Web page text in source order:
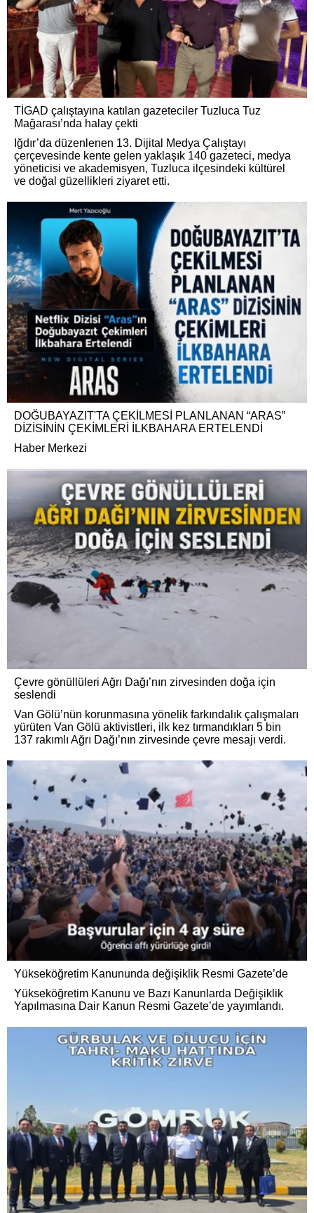
TİGAD çalıştayına katılan gazeteciler Tuzluca Tuz
Mağarası’nda halay çekti
Iğdır’da düzenlenen 13. Dijital Medya Çalıştayı
çerçevesinde kente gelen yaklaşık 140 gazeteci, medya
yöneticisi ve akademisyen, Tuzluca ilçesindeki kültürel
ve doğal güzellikleri ziyaret etti.
DOĞUBAYAZIT'TA ÇEKİLMESİ PLANLANAN “ARAS”
DİZİSİNİN ÇEKİMLERİ İLKBAHARA ERTELENDİ
Haber Merkezi
Çevre gönüllüleri Ağrı Dağı’nın zirvesinden doğa için
seslendi
Van Gölü’nün korunmasına yönelik farkındalık çalışmaları
yürüten Van Gölü aktivistleri, ilk kez tırmandıkları 5 bin
137 rakımlı Ağrı Dağı’nın zirvesinde çevre mesajı verdi.
Yükseköğretim Kanununda değişiklik Resmi Gazete’de
Yükseköğretim Kanunu ve Bazı Kanunlarda Değişiklik
Yapılmasına Dair Kanun Resmi Gazete’de yayımlandı.